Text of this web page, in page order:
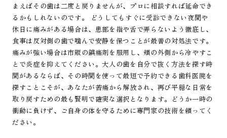
まえばその歯は二度と戻りませんが、プロに相談すれば延命でき
るかもしれないのです。 どうしてもすぐに受診できない夜間や
休日に痛みがある場合は、患部を指や舌で弄らないよう徹底し、
食事は反対側の歯で噛んで安静を保つことが最善の対処法です。
痛みが強い場合は市販の鎮痛剤を服用し、頬の外側から冷やすこ
とで炎症を抑えてください。大人の歯を自分で抜く方法を探す時
間があるならば、その時間を使って最短で予約できる歯科医院を
探すことこそが、あなたが苦痛から解放され、再び平穏な日常を
取り戻すための最も賢明で確実な選択となります。どうか一時の
衝動に負けず、ご自身の体を守るために専門家の技術を頼ってく
ださい。